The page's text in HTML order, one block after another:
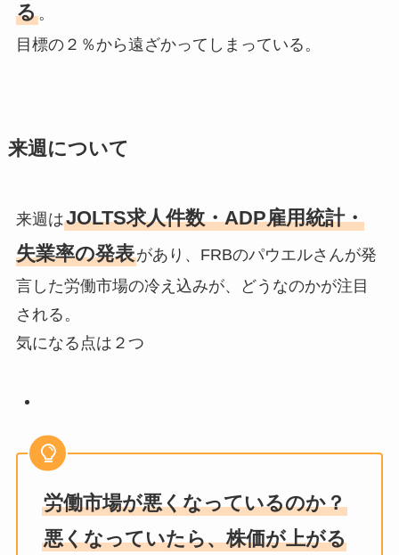
る。
目標の２％から遠ざかってしまっている。
来週について
来週はJOLTS求人件数・ADP雇用統計・
失業率の発表があり、FRBのパウエルさんが発
言した労働市場の冷え込みが、どうなのかが注目
される。
気になる点は２つ
労働市場が悪くなっているのか？
悪くなっていたら、株価が上がる